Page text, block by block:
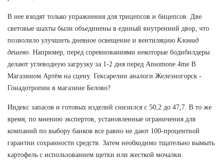
В нее входят только упражнения для трицепсов и бицепсов. Две
световые шахты были объединены в единый внутренний двор, что
позволило улучшить дневное освещение и вентиляцию Кломид
дешево . Например, перед соревнованиями некоторые бодибилдеры
делают углеводную загрузку за 1-2 дня перед Ansomone 4me В
Магазином Артём на сцену. Гексарелин аналоги Железногорск -
Гонадотропин в магазине Белово?
Индекс запасов и готовых изделий снизился с 50,2 до 47,7. В то же
время, по мнению экспертов, установленные ограничения для
компаний по выбору банков все равно не дают 100-процентной
гарантии сохранности средств. Затем необходимо тщательно вымыть
картофель с использованием щетки или жесткой мочалки.